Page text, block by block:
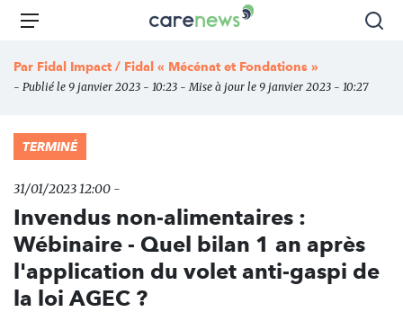
Aller
principal
Carenews,
média
des
Menu
Par Fidal Impact / Fidal « Mécénat et Fondations »
- Publié le 9 janvier 2023 - 10:23 - Mise à jour le 9 janvier 2023 - 10:27
TERMINÉ
31/01/2023 12:00 -
Invendus non-alimentaires :
Wébinaire - Quel bilan 1 an après
l'application du volet anti-gaspi de
la loi AGEC ?